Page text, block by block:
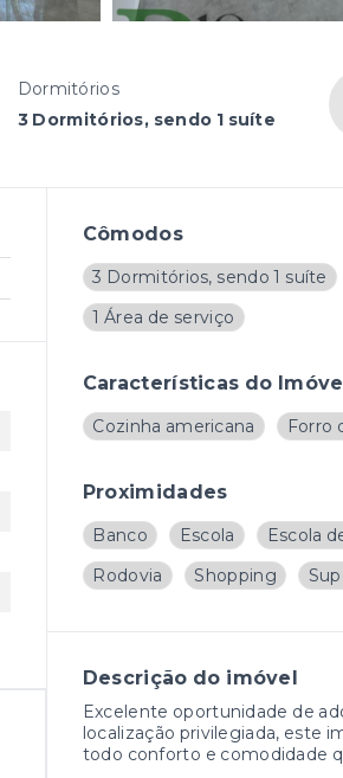
Dormitórios
3 Dormitórios, sendo 1 suíte
Cômodos
3 Dormitórios, sendo 1 suíte
1 Área de serviço
Características do
Cozinha americana Forro
Proximidades
Banco Escola Escola
Rodovia
Shopping
Descrição do imóvel
Excelente oportunidade de
localização privilegiada, este
todo conforto e comodidade